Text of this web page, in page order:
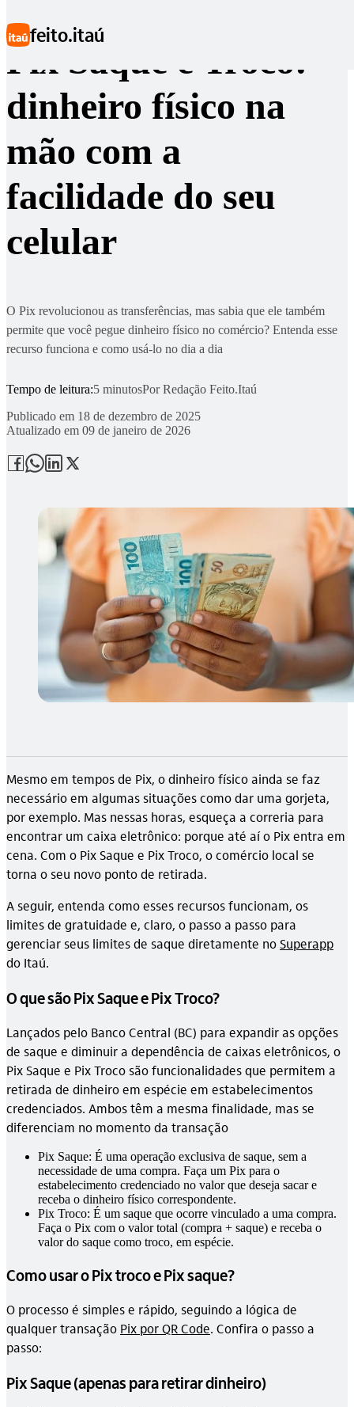
feito.itaú
Pix Saque e Troco:
dinheiro físico na
mão com a
facilidade do seu
celular
O Pix revolucionou as transferências, mas sabia que ele também
permite que você pegue dinheiro físico no comércio? Entenda esse
recurso funciona e como usá-lo no dia a dia
Tempo de leitura:5 minutosPorRedação Feito.Itaú
Publicado em 18 de dezembro de 2025
Atualizado em 09 de janeiro de 2026
Mesmo em tempos de Pix, o dinheiro físico ainda se faz
necessário em algumas situações como dar uma gorjeta,
por exemplo. Mas nessas horas, esqueça a correria para
encontrar um caixa eletrônico: porque até aí o Pix entra em
cena. Com o Pix Saque e Pix Troco, o comércio local se
torna o seu novo ponto de retirada.
A seguir, entenda como esses recursos funcionam, os
limites de gratuidade e, claro, o passo a passo para
gerenciar seus limites de saque diretamente noSuperapp
do Itaú.
O que são Pix Saque e Pix Troco?
Lançados pelo Banco Central (BC) para expandir as opções
de saque e diminuir a dependência de caixas eletrônicos, o
Pix Saque e Pix Troco são funcionalidades que permitem a
retirada de dinheiro em espécie em estabelecimentos
credenciados. Ambos têm a mesma finalidade, mas se
diferenciam no momento da transação
Pix Saque: É uma operação exclusiva de saque, sem a
necessidade de uma compra. Faça um Pix para o
estabelecimento credenciado no valor que deseja sacar e
receba o dinheiro físico correspondente.
Pix Troco: É um saque que ocorre vinculado a uma compra.
Faça o Pix com o valor total (compra + saque) e receba o
valor do saque como troco, em espécie.
Como usar o Pix troco e Pix saque?
O processo é simples e rápido, seguindo a lógica de
qualquer transação Pix por QR Code. Confira o passo a
passo:
Pix Saque (apenas para retirar dinheiro)